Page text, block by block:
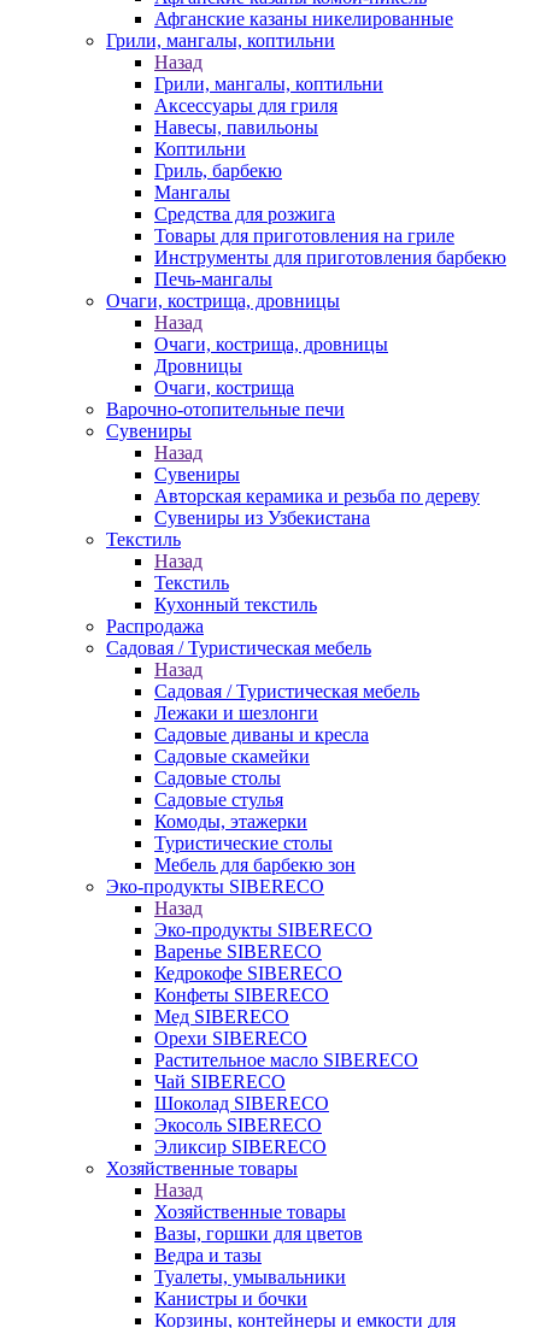
Афганские казаны никелированные
Грили, мангалы, коптильни
Назад
Грили, мангалы, коптильни
Аксессуары для гриля
Навесы, павильоны
Коптильни
Гриль, барбекю
Мангалы
Средства для розжига
Товары для приготовления на гриле
Инструменты для приготовления барбекю
Печь-мангалы
Очаги, кострища, дровницы
Назад
Очаги, кострища, дровницы
Дровницы
Очаги, кострища
Варочно-отопительные печи
Сувениры
Назад
Сувениры
Авторская керамика и резьба по дереву
Сувениры из Узбекистана
Текстиль
Назад
Текстиль
Кухонный текстиль
Распродажа
Садовая / Туристическая мебель
Назад
Садовая / Туристическая мебель
Лежаки и шезлонги
Садовые диваны и кресла
Садовые скамейки
Садовые столы
Садовые стулья
Комоды, этажерки
Туристические столы
Мебель для барбекю зон
Эко-продукты SIBERECO
Назад
Эко-продукты SIBERECO
Варенье SIBERECO
Кедрокофе SIBERECO
Конфеты SIBERECO
Мед SIBERECO
Орехи SIBERECO
Растительное масло SIBERECO
Чай SIBERECO
Шоколад SIBERECO
Экосоль SIBERECO
Эликсир SIBERECO
Хозяйственные товары
Назад
Хозяйственные товары
Вазы, горшки для цветов
Ведра и тазы
Туалеты, умывальники
Канистры и бочки
Корзины, контейнеры и емкости для